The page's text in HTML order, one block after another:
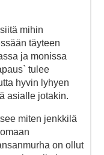
mihin
täyteen
ja monissa
tulee
hyvin lyhyen
asialle jotakin.
miten jenkkilä
on ollut